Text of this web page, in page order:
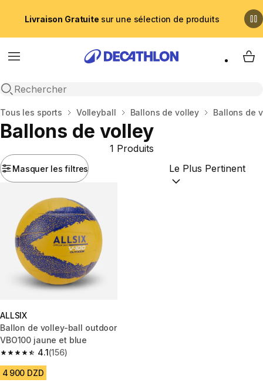
Livraison Gratuite sur une sélection de produits
Menu
Recherche ouverte
My
Accueil
Tous les sports Volleyball Ballons de volley Ballons de
Ballons de volley
Masquer les filtres
1 Produits
Trier par :(optional)
ALLSIX
Ballon de volley-ball outdoor
VBO100 jaune et blue
4.1
4.1 out of 5 stars from 156 reviews
(156)
4 900 DZD